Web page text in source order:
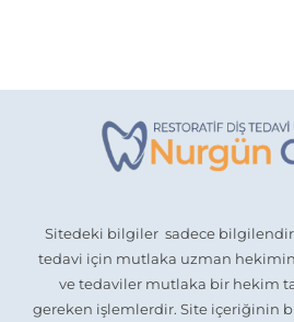
Sitedeki bilgiler sadece
tedavi için mutlaka uzman
ve tedaviler mutlaka bir hekim
gereken işlemlerdir. Site içeriğinin